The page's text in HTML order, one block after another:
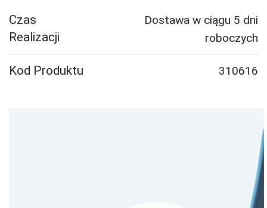
Czas
Realizacji
Dostawa w ciągu 5 dni
roboczych
Kod Produktu 310616